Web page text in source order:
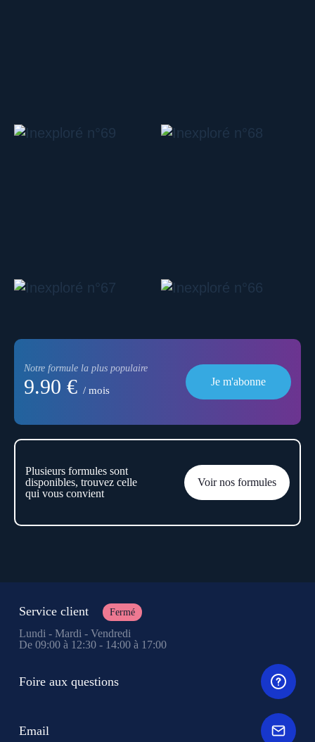
Notre formule la plus populaire
9.90 € / mois
Je m'abonne
Plusieurs formules sont
disponibles, trouvez celle
qui vous convient
Voir nos formules
Service client Fermé
Lundi - Mardi - Vendredi
De 09:00 à 12:30 - 14:00 à 17:00
Foire aux questions
Email